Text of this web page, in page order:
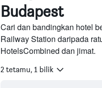
Budapest
Cari dan bandingkan hotel
Railway Station daripada
HotelsCombined dan jimat.
2 tetamu, 1 bilik